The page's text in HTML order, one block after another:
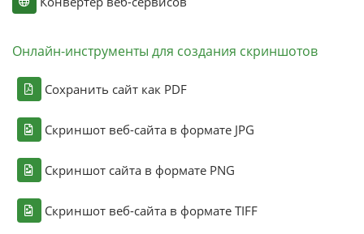
Онлайн-инструменты для создания скриншотов
Сохранить сайт как PDF
Скриншот веб-сайта в формате JPG
Скриншот сайта в формате PNG
Скриншот веб-сайта в формате TIFF